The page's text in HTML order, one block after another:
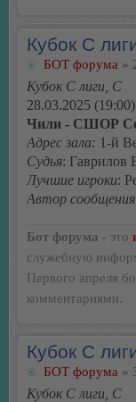
Кубок С
БОТ форума »
Кубок С лиги, C
28.03.2025 (19:00)
Чили - СШОР
Адрес зала: 1-й
Судья: Гаврилов
Лучшие игроки:
Автор сообщения
Бот форума - это
служебную
Первого апреля
комментариями.
Кубок С
БОТ форума »
Кубок С лиги, C